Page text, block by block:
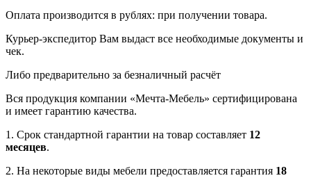
Оплата производится в рублях: при получении товара.
Курьер-экспедитор Вам выдаст все необходимые документы и
чек.
Либо предварительно за безналичный расчёт
Вся продукция компании «Мечта-Мебель» сертифицирована
и имеет гарантию качества.
1. Срок стандартной гарантии на товар составляет 12
месяцев.
2. На некоторые виды мебели предоставляется гарантия 18